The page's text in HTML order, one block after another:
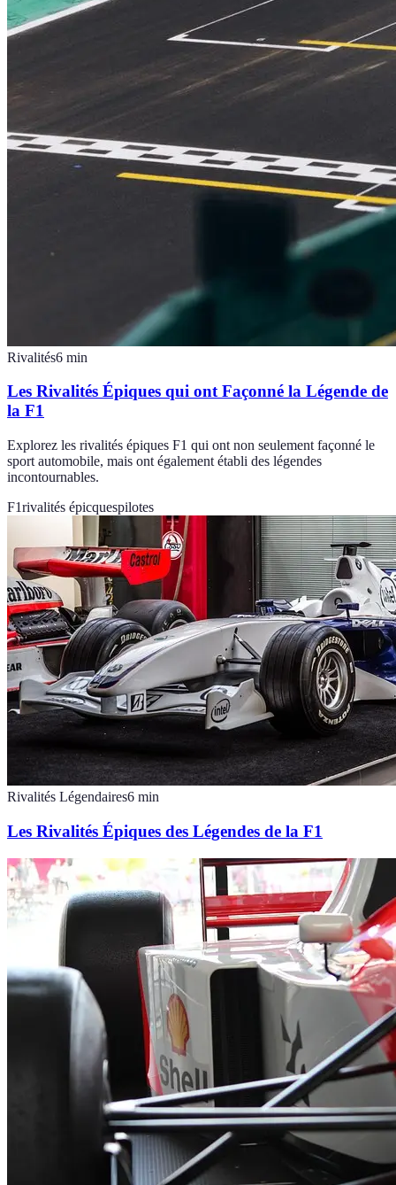
Rivalités6 min
Les Rivalités Épiques qui ont Façonné la Légende de
la F1
Explorez les rivalités épiques F1 qui ont non seulement façonné le
sport automobile, mais ont également établi des légendes
incontournables.
F1rivalités épicquespilotes
Rivalités Légendaires6 min
Les Rivalités Épiques des Légendes de la F1